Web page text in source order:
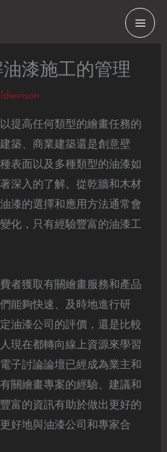
漆施工的管理
提高任何類型的繪畫任務的
築、商業建築還是創意壁
表面以及多種類型的油漆如
深入的了解。從乾牆和木材
漆的選擇和應用方法通常會
化，只有經驗豐富的油漆工
者獲取有關繪畫服務和產品
能夠快速、及時地進行研
油漆公司的評價，還是比較
現在都轉向線上資源來學習
子討論論壇已經成為業主和
關繪畫專案的經驗、建議和
富的資訊有助於做出更好的
好地與油漆公司和專家合